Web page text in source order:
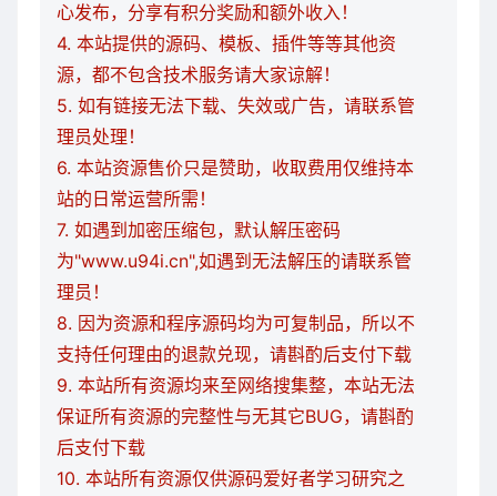
心发布，分享有积分奖励和额外收入！
4. 本站提供的源码、模板、插件等等其他资
源，都不包含技术服务请大家谅解！
5. 如有链接无法下载、失效或广告，请联系管
理员处理！
6. 本站资源售价只是赞助，收取费用仅维持本
站的日常运营所需！
7. 如遇到加密压缩包，默认解压密码
为"www.u94i.cn",如遇到无法解压的请联系管
理员！
8. 因为资源和程序源码均为可复制品，所以不
支持任何理由的退款兑现，请斟酌后支付下载
9. 本站所有资源均来至网络搜集整，本站无法
保证所有资源的完整性与无其它BUG，请斟酌
后支付下载
10. 本站所有资源仅供源码爱好者学习研究之